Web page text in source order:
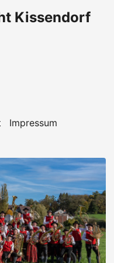
Kissendorf
Impressum